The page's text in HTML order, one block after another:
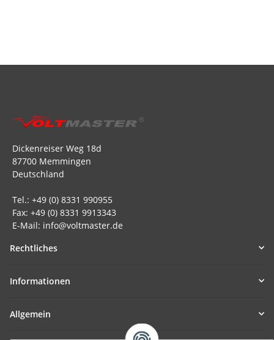
Dickenreiser Weg 18d
87700 Memmingen
Deutschland
Tel.: +49 (0) 8331 990955
Fax: +49 (0) 8331 9913343
E-Mail: info@voltmaster.de
Rechtliches
Informationen
Allgemein